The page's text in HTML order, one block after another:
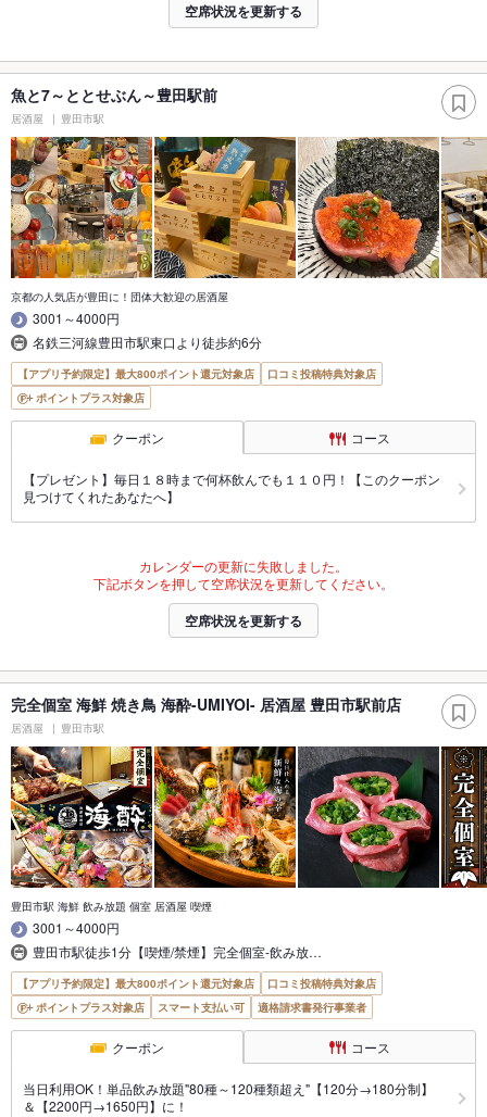
空席状況を更新する
魚と7～ととせぶん～豊田駅前
居酒屋 豊田市駅
京都の人気店が豊田に！団体大歓迎の居酒屋
3001～4000円
名鉄三河線豊田市駅東口より徒歩約6分
【アプリ予約限定】最大800ポイント還元対象店
口コミ投稿特典対象店
ポイントプラス対象店
クーポン コース
【プレゼント】毎日１８時まで何杯飲んでも１１０円！【このクーポン
見つけてくれたあなたへ】
カレンダーの更新に失敗しました。
下記ボタンを押して空席状況を更新してください。
空席状況を更新する
完全個室 海鮮 焼き鳥 海酔-UMIYOI- 居酒屋 豊田市駅前店
居酒屋 豊田市駅
豊田市駅 海鮮 飲み放題 個室 居酒屋 喫煙
3001～4000円
豊田市駅徒歩1分【喫煙/禁煙】完全個室-飲み放…
【アプリ予約限定】最大800ポイント還元対象店
口コミ投稿特典対象店
ポイントプラス対象店
スマート支払い可 適格請求書発行事業者
クーポン コース
当日利用OK！単品飲み放題"80種～120種類超え"【120分→180分制】
＆【2200円→1650円】に！